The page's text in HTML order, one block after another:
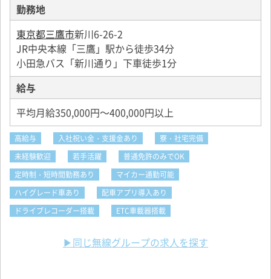
勤務地
東京都三鷹市新川6-26-2
JR中央本線「三鷹」駅から徒歩34分
小田急バス「新川通り」下車徒歩1分
給与
平均月給350,000円～400,000円以上
高給与 入社祝い金・支援金あり
寮・社宅完備
未経験歓迎
若手活躍
普通免許のみでOK
定時制・短時間勤務あり
マイカー通勤可能
ハイグレード車あり
配車アプリ導入あり
ドライブレコーダー搭載
ETC車載器搭載
▶同じ無線グループの求人を探す